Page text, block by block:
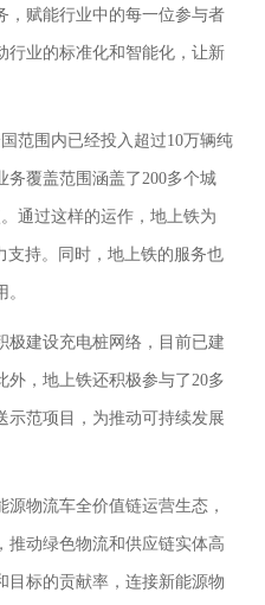
，赋能行业中的每一位参与者
行业的标准化和智能化，让新
范围内已经投入超过10万辆纯
务覆盖范围涵盖了200多个城
通过这样的运作，地上铁为
支持。同时，地上铁的服务也
极建设充电桩网络，目前已建
外，地上铁还积极参与了20多
示范项目，为推动可持续发展
物流车全价值链运营生态，
推动绿色物流和供应链实体高
目标的贡献率，连接新能源物